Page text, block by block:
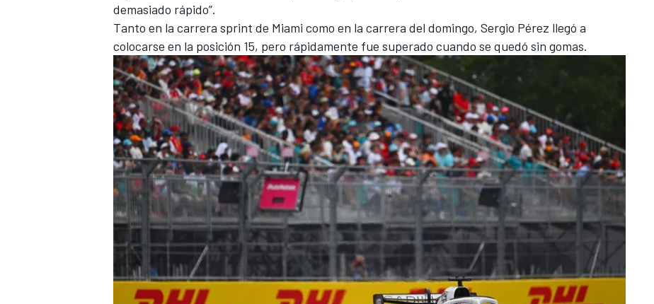
demasiado rápido”.
Tanto en la carrera sprint de Miami como en la carrera del domingo, Sergio Pérez llegó a
colocarse en la posición 15, pero rápidamente fue superado cuando se quedó sin gomas.